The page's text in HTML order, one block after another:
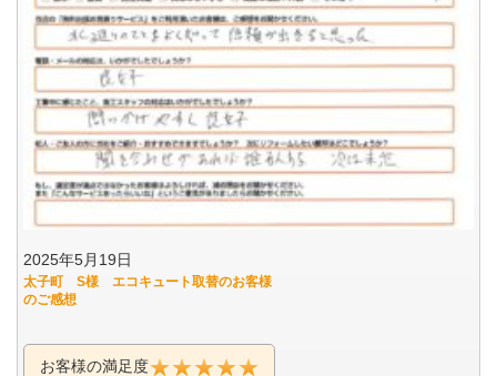
2025年5月19日
太子町 S様 エコキュート取替のお客様
のご感想
お客様の満足度